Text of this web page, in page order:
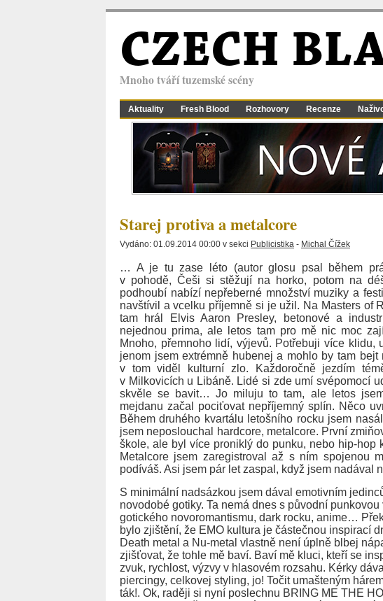
CZECH
Mnoho tváří tuzemské scény
Aktuality Fresh Blood Rozhovory Recenze
Starej protiva a metalcore
Vydáno: 01.09.2014 00:00 v sekci Publicistika - Michal Čížek
… A je tu zase léto (autor glosu psal během
v pohodě, Češi si stěžují na horko, potom na
podhoubí nabízí nepřeberné množství muziky a
navštívil a vcelku příjemně si je užil. Na Masters of
tam hrál Elvis Aaron Presley, betonové a
nejednou prima, ale letos tam pro mě nic moc
Mnoho, přemnoho lidí, výjevů. Potřebuji více
jenom jsem extrémně hubenej a mohlo by tam
v tom viděl kulturní zlo. Každoročně jezdím
v Milkovicích u Libáně. Lidé si zde umí svépomocí
skvěle se bavit… Jo miluju to tam, ale letos
mejdanu začal pociťovat nepříjemný splín. Něco
Během druhého kvartálu letošního rocku jsem
jsem neposlouchal hardcore, metalcore. První
škole, ale byl více proniklý do punku, nebo hip-hop
Metalcore jsem zaregistroval až s ním spojenou
podíváš. Asi jsem pár let zaspal, když jsem nadával
S minimální nadsázkou jsem dával emotivním
novodobé gotiky. Ta nemá dnes s původní
gotického novoromantismu, dark rocku, anime…
bylo zjištění, že EMO kultura je částečnou inspirací
Death metal a Nu-metal vlastně není úplně blbej
zjišťovat, že tohle mě baví. Baví mě kluci, kteří se
zvuk, rychlost, výzvy v hlasovém rozsahu. Kérky
piercingy, celkovej styling, jo! Točit umašteným
ták!. Ok, raději si nyní poslechnu BRING ME THE